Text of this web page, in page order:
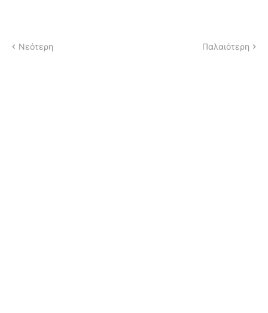
Νεότερη Παλαιότερη